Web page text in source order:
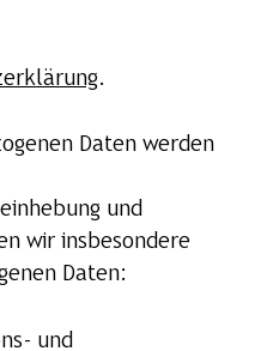
.
Daten werden
und
wir insbesondere
Daten:
und